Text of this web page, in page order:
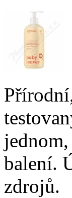
balení.
zdrojů.